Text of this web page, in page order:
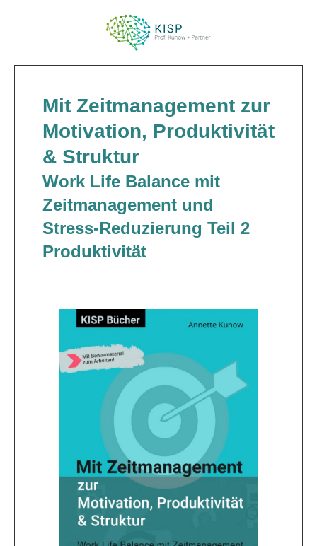
Mit Zeitmanagement zur
Motivation, Produktivität
& Struktur
Work Life Balance mit
Zeitmanagement und
Stress-Reduzierung Teil 2
Produktivität